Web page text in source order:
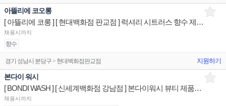
아뜰리에 코오롱
[ 아뜰리에 코롱 ] [ 현대백화점 판교점 ] 럭셔리 시트러스 향수 제품디스플레이 판매전문직원
채용시까지
향수
경기 성남시 분당구 > 현대백화점판교점 지원하기
본다이 워시
[ BONDI WASH ] [ 신세계백화점 강남점 ] 본다이워시 뷰티 제품디스플레이 판매전문직원
채용시까지